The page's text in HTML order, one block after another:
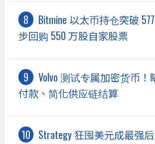
Bitmine 以太币持仓突破
步回购 550 万股自家股票
Volvo 测试专属加密货币
付款、简化供应链结算
Strategy 狂囤美元成最强